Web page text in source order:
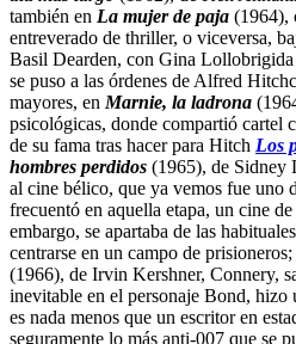
también en La mujer de paja (1964),
entreverado de thriller, o viceversa,
Basil Dearden, con Gina
se puso a las órdenes de Alfred
mayores, en Marnie, la ladrona
psicológicas, donde compartió cartel
de su fama tras hacer para Hitch Los
hombres perdidos (1965), de Sidney
al cine bélico, que ya vemos fue uno
frecuentó en aquella etapa, un cine
embargo, se apartaba de las
centrarse en un campo de prisioneros;
(1966), de Irvin Kershner, Connery,
inevitable en el personaje Bond, hizo
es nada menos que un escritor en
seguramente lo más anti-007 que se